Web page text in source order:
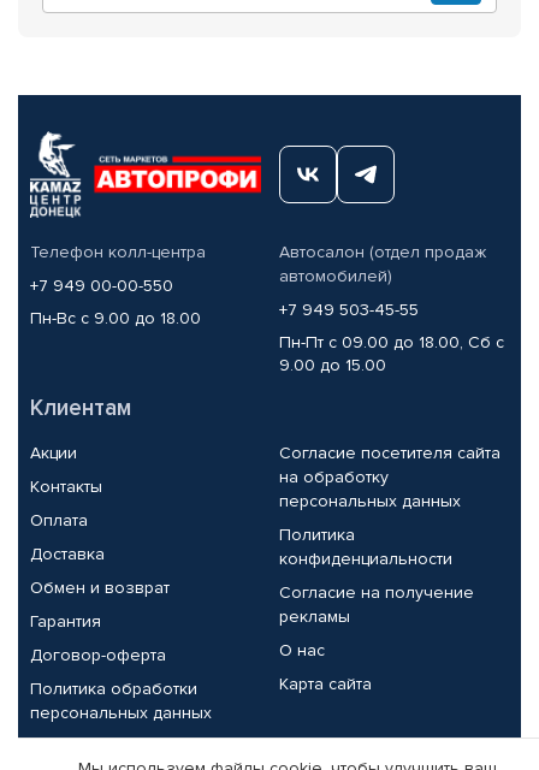
Телефон колл-центра
+7 949 00-00-550
Пн-Вс с 9.00 до 18.00
Автосалон (отдел продаж
автомобилей)
+7 949 503-45-55
Пн-Пт с 09.00 до 18.00, Сб с
9.00 до 15.00
Клиентам
Акции
Контакты
Оплата
Доставка
Обмен и возврат
Гарантия
Договор-оферта
Политика обработки
персональных данных
Согласие посетителя сайта
на обработку
персональных данных
Политика
конфиденциальности
Согласие на получение
рекламы
О нас
Карта сайта